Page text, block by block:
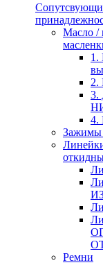
Масло /
3.
4.
Зажимы
Ремни